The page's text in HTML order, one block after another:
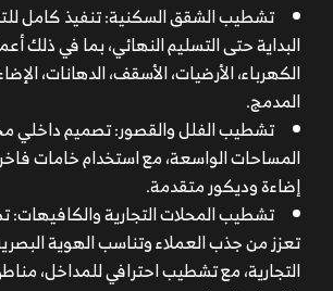
تشطيب الشقق السكنية: تنفيذ كامل
البداية حتى التسليم النهائي، بما في ذلك
الكهرباء، الأرضيات، الأسقف، الدهانات،
المدمج.
تشطيب الفلل والقصور: تصميم
المساحات الواسعة، مع استخدام خامات
إضاءة وديكور متقدمة.
تشطيب المحلات التجارية والكافيهات:
تعزز من جذب العملاء وتناسب الهوية
التجارية، مع تشطيب احترافي للمداخل،